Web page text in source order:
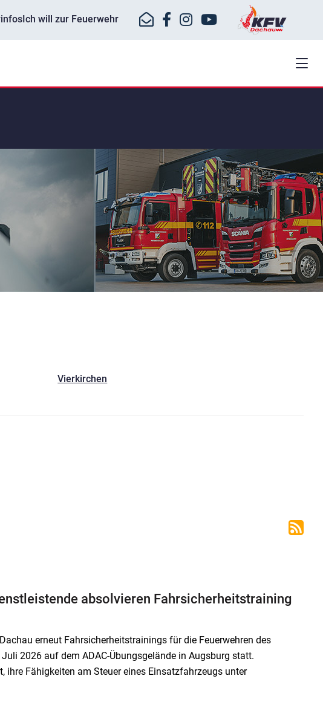
Ich will zur Feuerwehr
Vierkirchen
absolvieren Fahrsicherheitstraining
erneut Fahrsicherheitstrainings für die Feuerwehren des
2026 auf dem ADAC-Übungsgelände in Augsburg statt.
ihre Fähigkeiten am Steuer eines Einsatzfahrzeugs unter